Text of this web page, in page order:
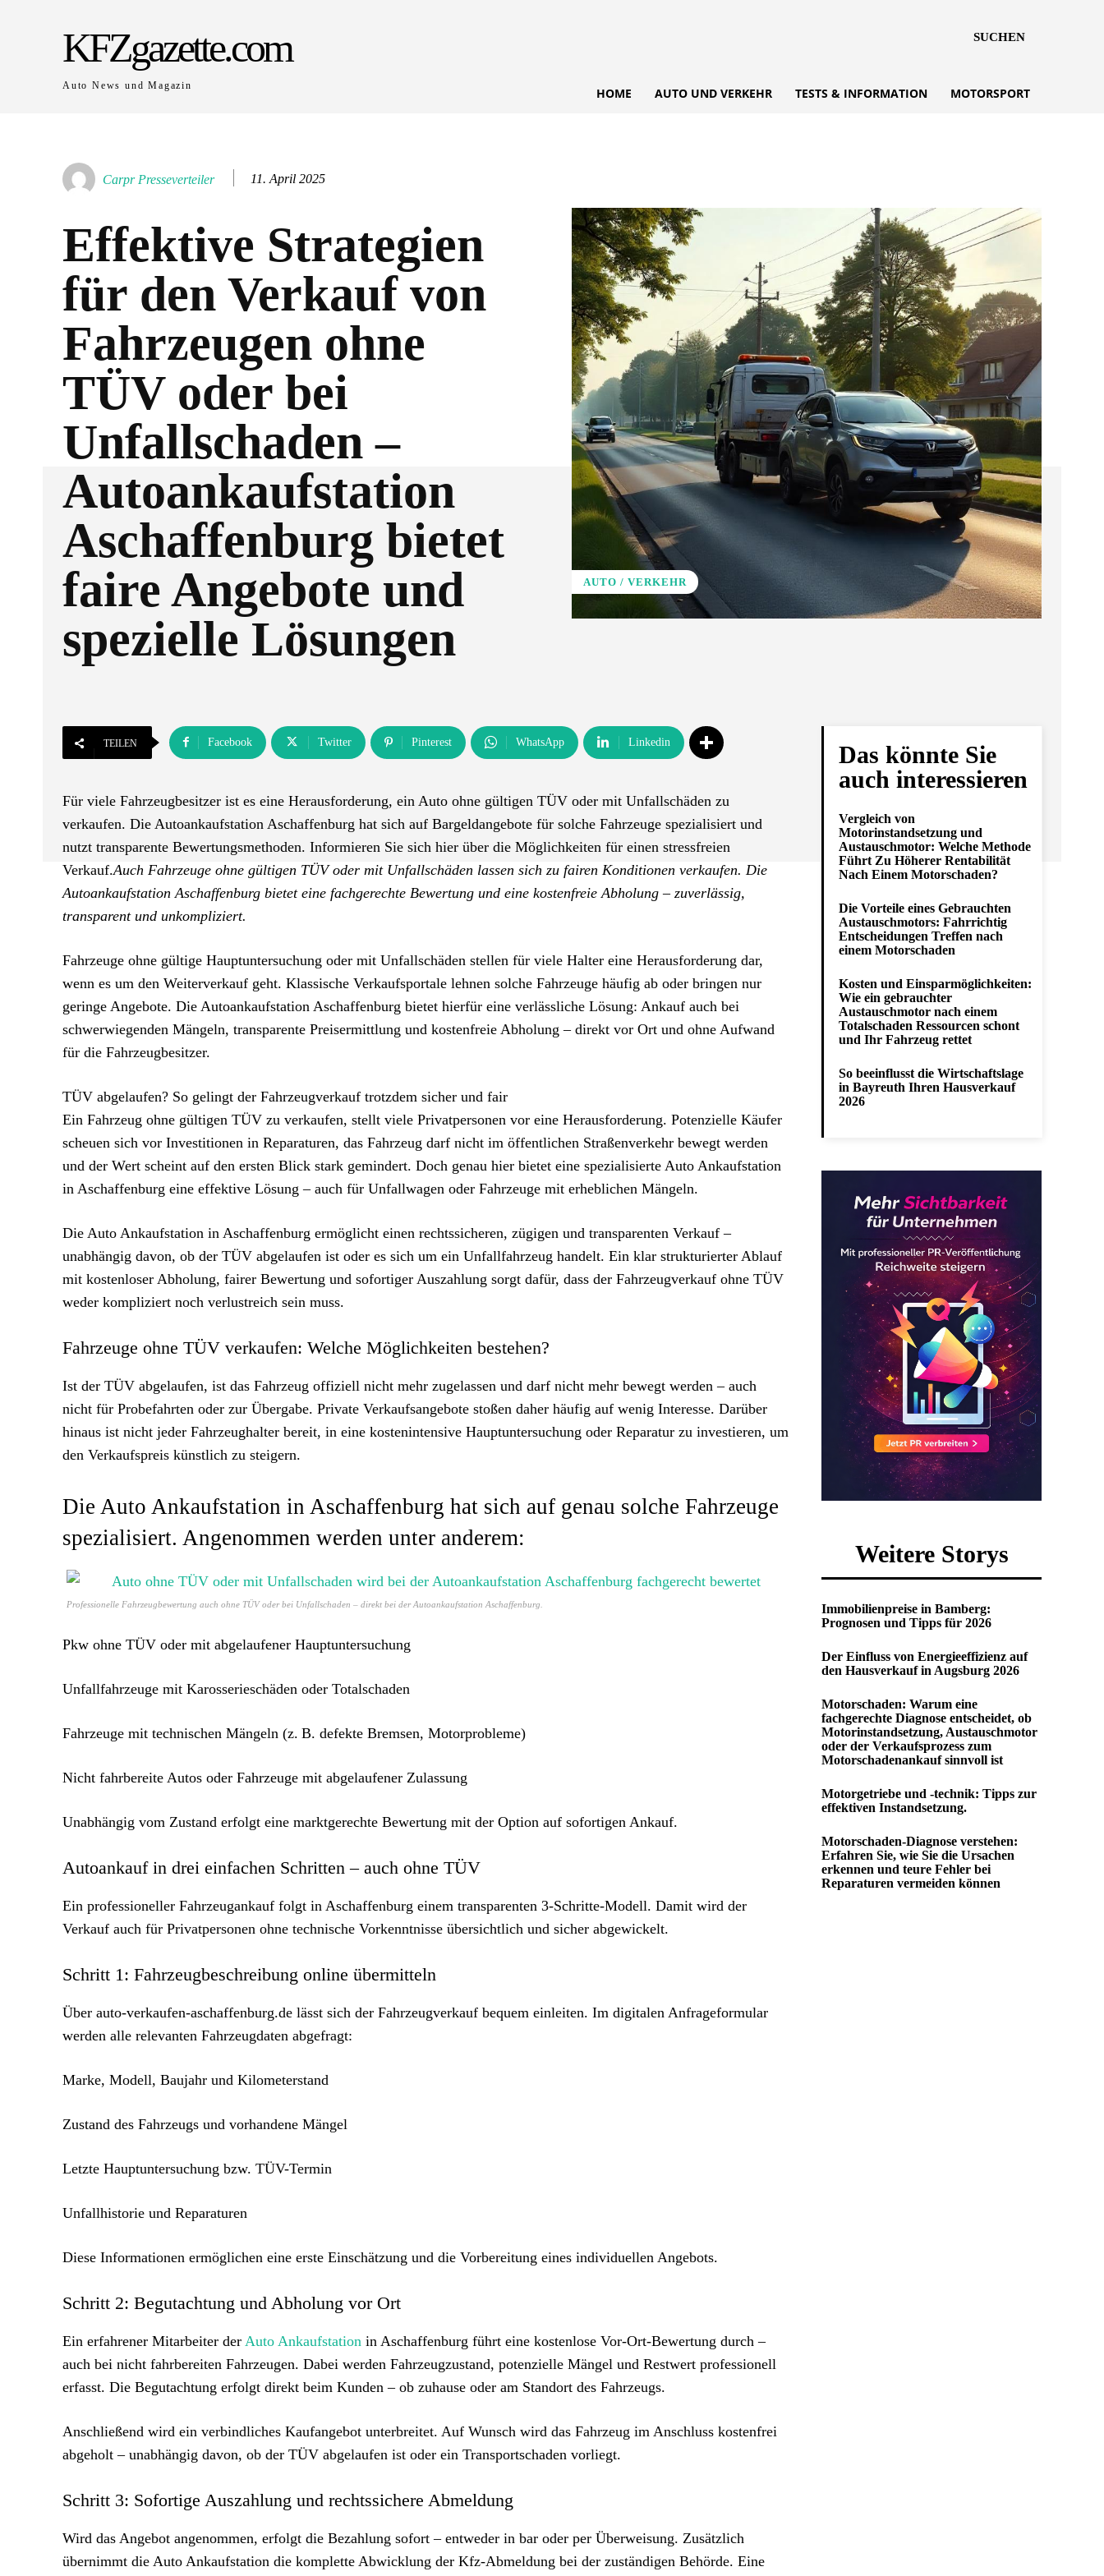
KFZgazette.com
Auto News und Magazin
SUCHEN
HOME AUTO UND VERKEHR TESTS & INFORMATION MOTORSPORT
Carpr Presseverteiler 11. April 2025
Effektive Strategien
für den Verkauf von
Fahrzeugen ohne
TÜV oder bei
Unfallschaden –
Autoankaufstation
Aschaffenburg bietet
faire Angebote und
spezielle Lösungen
AUTO / VERKEHR
TEILEN Facebook Twitter Pinterest WhatsApp Linkedin
Für viele Fahrzeugbesitzer ist es eine Herausforderung, ein Auto ohne gültigen TÜV oder mit Unfallschäden zu
verkaufen. Die Autoankaufstation Aschaffenburg hat sich auf Bargeldangebote für solche Fahrzeuge spezialisiert und
nutzt transparente Bewertungsmethoden. Informieren Sie sich hier über die Möglichkeiten für einen stressfreien
Verkauf.Auch Fahrzeuge ohne gültigen TÜV oder mit Unfallschäden lassen sich zu fairen Konditionen verkaufen. Die
Autoankaufstation Aschaffenburg bietet eine fachgerechte Bewertung und eine kostenfreie Abholung – zuverlässig,
transparent und unkompliziert.
Fahrzeuge ohne gültige Hauptuntersuchung oder mit Unfallschäden stellen für viele Halter eine Herausforderung dar,
wenn es um den Weiterverkauf geht. Klassische Verkaufsportale lehnen solche Fahrzeuge häufig ab oder bringen nur
geringe Angebote. Die Autoankaufstation Aschaffenburg bietet hierfür eine verlässliche Lösung: Ankauf auch bei
schwerwiegenden Mängeln, transparente Preisermittlung und kostenfreie Abholung – direkt vor Ort und ohne Aufwand
für die Fahrzeugbesitzer.
TÜV abgelaufen? So gelingt der Fahrzeugverkauf trotzdem sicher und fair
Ein Fahrzeug ohne gültigen TÜV zu verkaufen, stellt viele Privatpersonen vor eine Herausforderung. Potenzielle Käufer
scheuen sich vor Investitionen in Reparaturen, das Fahrzeug darf nicht im öffentlichen Straßenverkehr bewegt werden
und der Wert scheint auf den ersten Blick stark gemindert. Doch genau hier bietet eine spezialisierte Auto Ankaufstation
in Aschaffenburg eine effektive Lösung – auch für Unfallwagen oder Fahrzeuge mit erheblichen Mängeln.
Die Auto Ankaufstation in Aschaffenburg ermöglicht einen rechtssicheren, zügigen und transparenten Verkauf –
unabhängig davon, ob der TÜV abgelaufen ist oder es sich um ein Unfallfahrzeug handelt. Ein klar strukturierter Ablauf
mit kostenloser Abholung, fairer Bewertung und sofortiger Auszahlung sorgt dafür, dass der Fahrzeugverkauf ohne TÜV
weder kompliziert noch verlustreich sein muss.
Fahrzeuge ohne TÜV verkaufen: Welche Möglichkeiten bestehen?
Ist der TÜV abgelaufen, ist das Fahrzeug offiziell nicht mehr zugelassen und darf nicht mehr bewegt werden – auch
nicht für Probefahrten oder zur Übergabe. Private Verkaufsangebote stoßen daher häufig auf wenig Interesse. Darüber
hinaus ist nicht jeder Fahrzeughalter bereit, in eine kostenintensive Hauptuntersuchung oder Reparatur zu investieren, um
den Verkaufspreis künstlich zu steigern.
Die Auto Ankaufstation in Aschaffenburg hat sich auf genau solche Fahrzeuge
spezialisiert. Angenommen werden unter anderem:
Professionelle Fahrzeugbewertung auch ohne TÜV oder bei Unfallschaden – direkt bei der Autoankaufstation Aschaffenburg.
Pkw ohne TÜV oder mit abgelaufener Hauptuntersuchung
Unfallfahrzeuge mit Karosserieschäden oder Totalschaden
Fahrzeuge mit technischen Mängeln (z. B. defekte Bremsen, Motorprobleme)
Nicht fahrbereite Autos oder Fahrzeuge mit abgelaufener Zulassung
Unabhängig vom Zustand erfolgt eine marktgerechte Bewertung mit der Option auf sofortigen Ankauf.
Autoankauf in drei einfachen Schritten – auch ohne TÜV
Ein professioneller Fahrzeugankauf folgt in Aschaffenburg einem transparenten 3-Schritte-Modell. Damit wird der
Verkauf auch für Privatpersonen ohne technische Vorkenntnisse übersichtlich und sicher abgewickelt.
Schritt 1: Fahrzeugbeschreibung online übermitteln
Über auto-verkaufen-aschaffenburg.de lässt sich der Fahrzeugverkauf bequem einleiten. Im digitalen Anfrageformular
werden alle relevanten Fahrzeugdaten abgefragt:
Marke, Modell, Baujahr und Kilometerstand
Zustand des Fahrzeugs und vorhandene Mängel
Letzte Hauptuntersuchung bzw. TÜV-Termin
Unfallhistorie und Reparaturen
Diese Informationen ermöglichen eine erste Einschätzung und die Vorbereitung eines individuellen Angebots.
Schritt 2: Begutachtung und Abholung vor Ort
Ein erfahrener Mitarbeiter der Auto Ankaufstation in Aschaffenburg führt eine kostenlose Vor-Ort-Bewertung durch –
auch bei nicht fahrbereiten Fahrzeugen. Dabei werden Fahrzeugzustand, potenzielle Mängel und Restwert professionell
erfasst. Die Begutachtung erfolgt direkt beim Kunden – ob zuhause oder am Standort des Fahrzeugs.
Anschließend wird ein verbindliches Kaufangebot unterbreitet. Auf Wunsch wird das Fahrzeug im Anschluss kostenfrei
abgeholt – unabhängig davon, ob der TÜV abgelaufen ist oder ein Transportschaden vorliegt.
Schritt 3: Sofortige Auszahlung und rechtssichere Abmeldung
Wird das Angebot angenommen, erfolgt die Bezahlung sofort – entweder in bar oder per Überweisung. Zusätzlich
übernimmt die Auto Ankaufstation die komplette Abwicklung der Kfz-Abmeldung bei der zuständigen Behörde. Eine
Das könnte Sie
auch interessieren
Vergleich von
Motorinstandsetzung und
Austauschmotor: Welche Methode
Führt Zu Höherer Rentabilität
Nach Einem Motorschaden?
Die Vorteile eines Gebrauchten
Austauschmotors: Fahrrichtig
Entscheidungen Treffen nach
einem Motorschaden
Kosten und Einsparmöglichkeiten:
Wie ein gebrauchter
Austauschmotor nach einem
Totalschaden Ressourcen schont
und Ihr Fahrzeug rettet
So beeinflusst die Wirtschaftslage
in Bayreuth Ihren Hausverkauf
2026
Weitere Storys
Immobilienpreise in Bamberg:
Prognosen und Tipps für 2026
Der Einfluss von Energieeffizienz auf
den Hausverkauf in Augsburg 2026
Motorschaden: Warum eine
fachgerechte Diagnose entscheidet, ob
Motorinstandsetzung, Austauschmotor
oder der Verkaufsprozess zum
Motorschadenankauf sinnvoll ist
Motorgetriebe und -technik: Tipps zur
effektiven Instandsetzung.
Motorschaden-Diagnose verstehen:
Erfahren Sie, wie Sie die Ursachen
erkennen und teure Fehler bei
Reparaturen vermeiden können